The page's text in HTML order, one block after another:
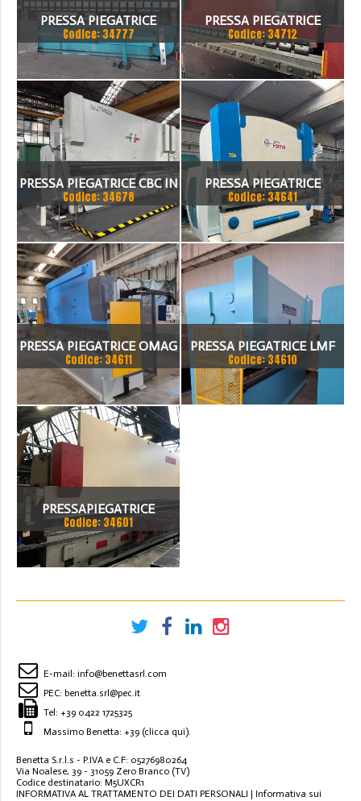
PRESSA PIEGATRICE
VIMERCATI 80X4175
Codice: 34777
PRESSA PIEGATRICE
SCHIAVI 6 ASSI 3000 X 100
TON
Codice: 34712
PRESSA PIEGATRICE CBC IN
TANDEM
Codice: 34678
PRESSA PIEGATRICE
FARINA 3000 X 130 TON
Codice: 34641
PRESSA PIEGATRICE OMAG
EPB 10036100 TON X 4MT
Codice: 34611
PRESSA PIEGATRICE LMF
100 TON. / 4100MM
Codice: 34610
PRESSAPIEGATRICE
BEYELER DEL 2002 A CNC
7.200 MM X 200 TON
Codice: 34601
E-mail: info@benettasrl.com
PEC: benetta.srl@pec.it
Tel: +39 0422 1725325
Massimo Benetta: +39 (clicca qui).
Benetta S.r.l.s - P.IVA e C.F: 05276980264
Via Noalese, 39 - 31059 Zero Branco (TV)
Codice destinatario: M5UXCR1
INFORMATIVA AL TRATTAMENTO DEI DATI PERSONALI | Informativa sui